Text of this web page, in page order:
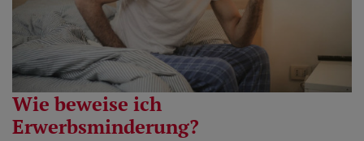
Wie beweise ich
Erwerbsminderung?